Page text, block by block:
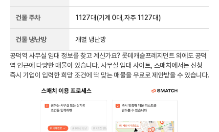
건물 주차 1127대(기계 0대,자주 1127대)
건물 냉난방 개별 냉난방
공덕역 사무실 임대 정보를 찾고 계신가요? 롯데캐슬프레지던트 외에도 공덕
역 인근에 다양한 매물이 있습니다. 사무실 임대 사이트, 스매치에서는 신청
즉시 기업이 입력한 희망 조건에 딱 맞는 매물을 무료로 제안받을 수 있습니다.